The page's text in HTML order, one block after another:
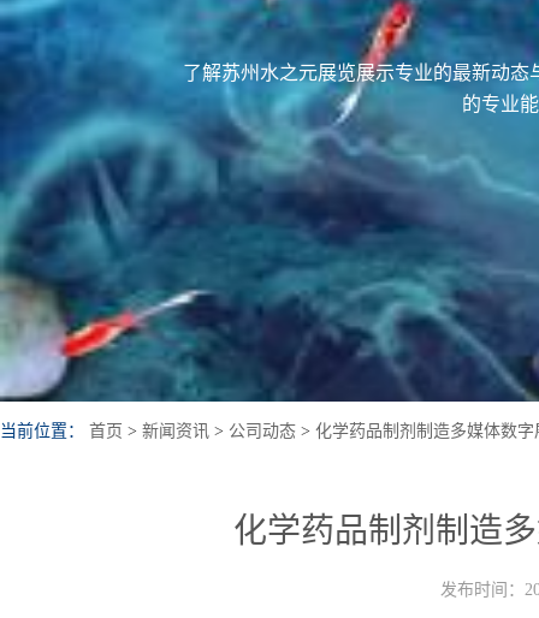
了解苏州水之元展览展示专业的最新动
的专业
当前位置： 首页 > 新闻资讯 > 公司动态 > 化学药品制剂制造多媒体数
化学药品制剂制造
发布时间：